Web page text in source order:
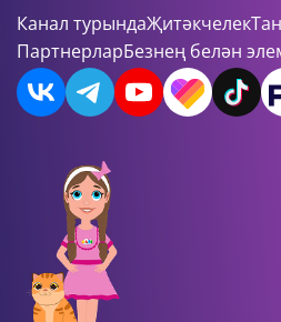
Канал турындаҖитәкчелек
ПартнерларБезнең белән